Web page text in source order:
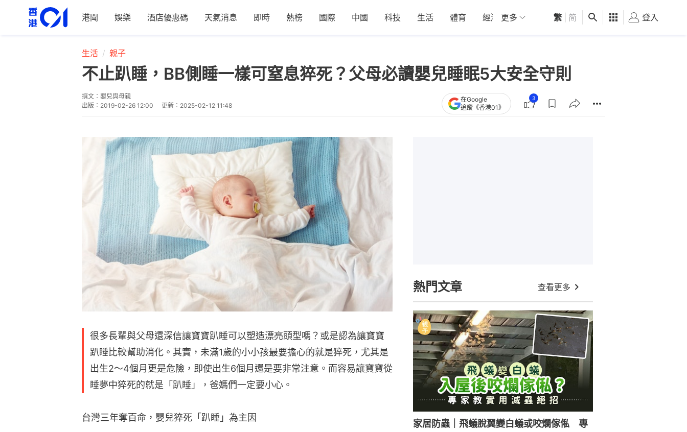
港聞 娛樂 酒店優惠碼 天氣消息 即時 熱榜 國際 中國 科技 生活 體育 經濟 01深圳 觀點 健康 好食玩飛
更多 繁 简 登入
生活 親子
不止趴睡，BB側睡一樣可窒息猝死？父母必讀嬰兒睡眠5大安全守則
撰文： 嬰兒與母親
出版： 2019-02-26 12:00 更新： 2025-02-12 11:48
在Google
追蹤《香港01》
3
很多長輩與父母還深信讓寶寶趴睡可以塑造漂亮頭型嗎？或是認為讓寶寶
趴睡比較幫助消化。其實，未滿1歲的小小孩最要擔心的就是猝死，尤其是
出生2～4個月更是危險，即使出生6個月還是要非常注意。而容易讓寶寶從
睡夢中猝死的就是「趴睡」，爸媽們一定要小心。
台灣三年奪百命，嬰兒猝死「趴睡」為主因
熱門文章 查看更多
家居防蟲｜飛蟻脫翼變白蟻或咬爛傢俬 專